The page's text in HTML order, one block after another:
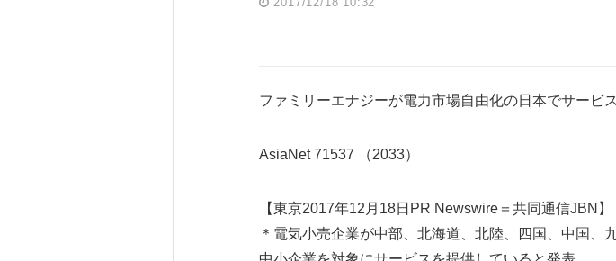
ファミリーエナジーが電力市場自由化の日本でサービ
AsiaNet 71537 （2033）
【東京2017年12月18日PR Newswire＝共同通信JBN】
＊電気小売企業が中部、北海道、北陸、四国、中国、